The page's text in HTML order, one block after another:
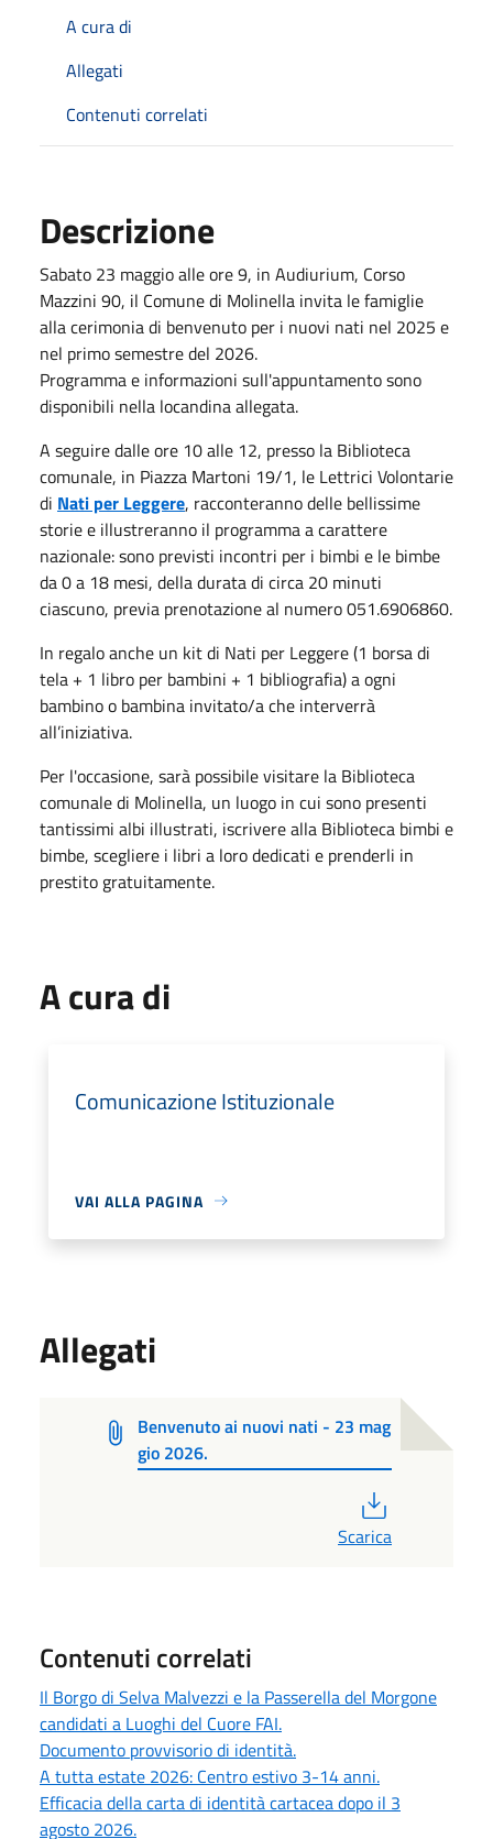
A cura di
Allegati
Contenuti correlati
Descrizione
Sabato 23 maggio alle ore 9, in Audiurium, Corso
Mazzini 90, il Comune di Molinella invita le famiglie
alla cerimonia di benvenuto per i nuovi nati nel 2025 e
nel primo semestre del 2026.
Programma e informazioni sull'appuntamento sono
disponibili nella locandina allegata.
A seguire dalle ore 10 alle 12, presso la Biblioteca
comunale, in Piazza Martoni 19/1, le Lettrici Volontarie
di Nati per Leggere, racconteranno delle bellissime
storie e illustreranno il programma a carattere
nazionale: sono previsti incontri per i bimbi e le bimbe
da 0 a 18 mesi, della durata di circa 20 minuti
ciascuno, previa prenotazione al numero 051.6906860.
In regalo anche un kit di Nati per Leggere (1 borsa di
tela + 1 libro per bambini + 1 bibliografia) a ogni
bambino o bambina invitato/a che interverrà
all’iniziativa.
Per l'occasione, sarà possibile visitare la Biblioteca
comunale di Molinella, un luogo in cui sono presenti
tantissimi albi illustrati, iscrivere alla Biblioteca bimbi e
bimbe, scegliere i libri a loro dedicati e prenderli in
prestito gratuitamente.
A cura di
Comunicazione Istituzionale
VAI ALLA PAGINA
Allegati
Benvenuto ai nuovi nati - 23 mag
gio 2026.
Scarica
Contenuti correlati
Il Borgo di Selva Malvezzi e la Passerella del Morgone
candidati a Luoghi del Cuore FAI.
Documento provvisorio di identità.
A tutta estate 2026: Centro estivo 3-14 anni.
Efficacia della carta di identità cartacea dopo il 3
agosto 2026.